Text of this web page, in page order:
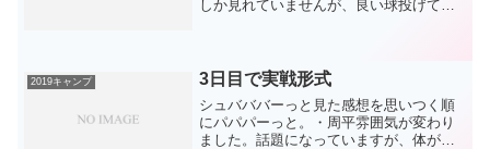
しか見れていませんが、良い球投げてま
け見て今年の開幕から期待...
2019キャンプ 3日目で実戦形式
シュバババーっと見た感想を思いつく順
にパパパーっと。・周平雰囲気が変わり
ました。話題になっていますが、体が急